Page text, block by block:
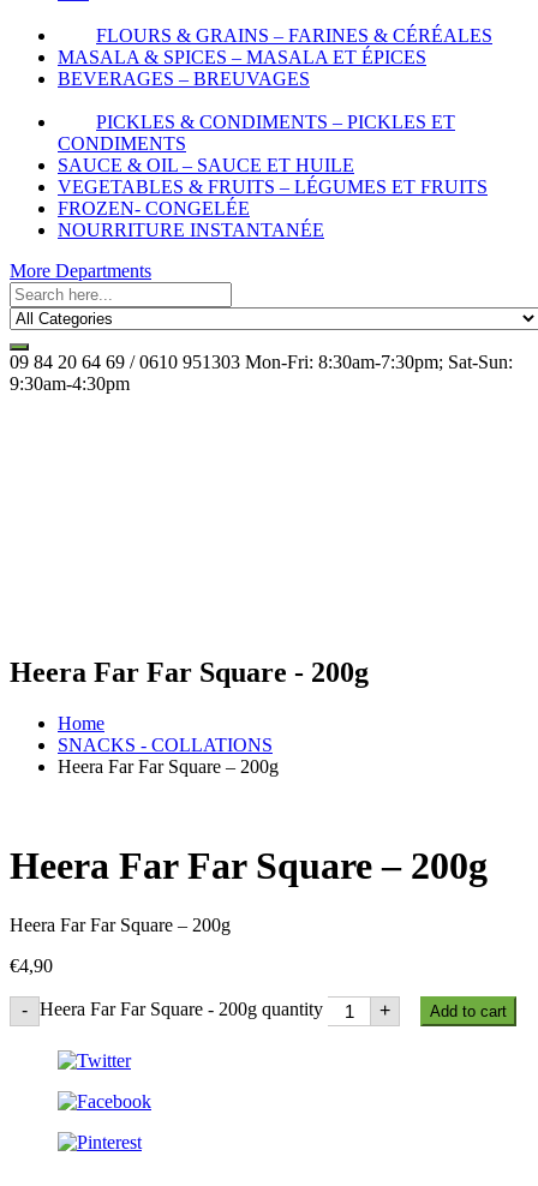
FLOURS & GRAINS – FARINES & CÉRÉALES
MASALA & SPICES – MASALA ET ÉPICES
BEVERAGES – BREUVAGES
PICKLES & CONDIMENTS – PICKLES ET
CONDIMENTS
SAUCE & OIL – SAUCE ET HUILE
VEGETABLES & FRUITS – LÉGUMES ET FRUITS
FROZEN- CONGELÉE
NOURRITURE INSTANTANÉE
More Departments
09 84 20 64 69 / 0610 951303 Mon-Fri: 8:30am-7:30pm; Sat-Sun:
9:30am-4:30pm
Heera Far Far Square - 200g
Home
SNACKS - COLLATIONS
Heera Far Far Square – 200g
Heera Far Far Square – 200g
Heera Far Far Square – 200g
€4,90
- Heera Far Far Square - 200g quantity + Add to cart